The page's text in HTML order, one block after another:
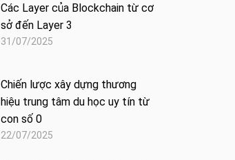
Các Layer của Blockchain từ cơ
sở đến Layer 3
31/07/2025
Chiến lược xây dựng thương
hiệu trung tâm du học uy tín từ
con số 0
22/07/2025